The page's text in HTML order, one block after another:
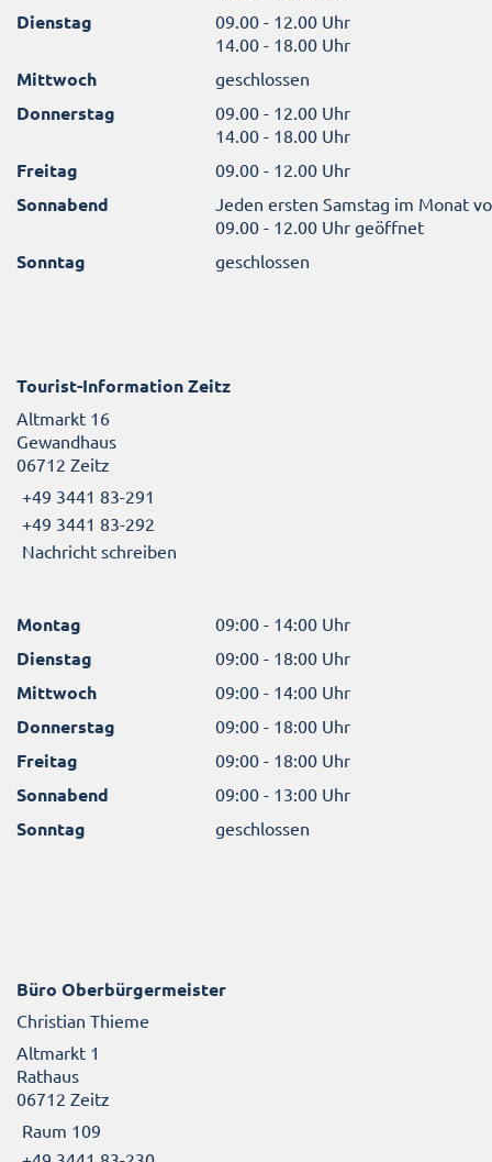
Dienstag
09.00 - 12.00 Uhr
14.00 - 18.00 Uhr
Mittwoch geschlossen
Donnerstag
09.00 - 12.00 Uhr
14.00 - 18.00 Uhr
Freitag 09.00 - 12.00 Uhr
Sonnabend
Jeden ersten Samstag im Monat
09.00 - 12.00 Uhr geöffnet
Sonntag geschlossen
Tourist-Information Zeitz
Altmarkt 16
Gewandhaus
06712 Zeitz
+49 3441 83-291
+49 3441 83-292
Nachricht schreiben
Montag 09:00 - 14:00 Uhr
Dienstag 09:00 - 18:00 Uhr
Mittwoch 09:00 - 14:00 Uhr
Donnerstag 09:00 - 18:00 Uhr
Freitag 09:00 - 18:00 Uhr
Sonnabend 09:00 - 13:00 Uhr
Sonntag geschlossen
Büro Oberbürgermeister
Christian Thieme
Altmarkt 1
Rathaus
06712 Zeitz
Raum 109